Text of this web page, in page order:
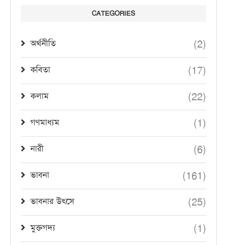
CATEGORIES
অর্থনীতি (2)
কবিতা (17)
কলাম (22)
গণমাধ্যম (1)
নারী (6)
ভাবনা (161)
ভাবনার উৎসে (25)
মুক্তগদ্য (1)